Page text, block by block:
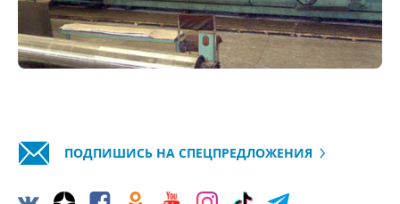
ПОДПИШИСЬ НА СПЕЦПРЕДЛОЖЕНИЯ